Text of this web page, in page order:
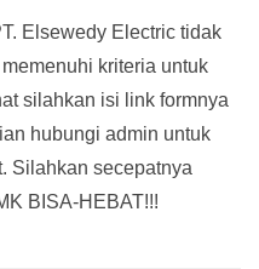
Elsewedy Electric tidak
kriteria untuk
silahkan isi link formnya
hubungi admin untuk
Silahkan secepatnya
BISA-HEBAT!!!